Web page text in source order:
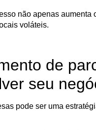
não apenas aumenta
voláteis.
de
seu
pode ser uma